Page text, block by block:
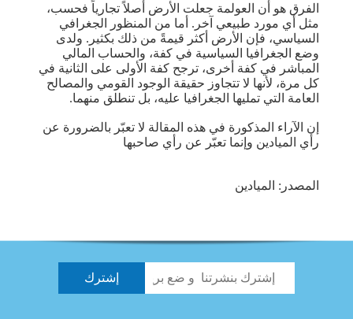
الفرق هو أن العولمة جعلت الأرض أصلاً تجارياً فحسب،
مثل أي مورد طبيعي آخر. أما من المنظور الجغرافي
السياسي، فإن الأرض أكثر قيمةً من ذلك بكثير. ولدى
وضع الجغرافيا السياسية في كفة، والحساب المالي
المباشر في كفة أخرى، ترجح كفة الأولى على الثانية في
كل مرة، لأنها لا تتجاوز حقيقة الوجود القومي والمصالح
العامة التي تمليها الجغرافيا عليه، بل تنطلق منهما.
إن الآراء المذكورة في هذه المقالة لا تعبّر بالضرورة عن
رأي الميادين وإنما تعبّر عن رأي صاحبها
المصدر: الميادين